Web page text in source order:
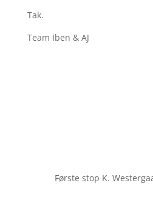
Tak.
Team Iben & AJ
Første stop K.